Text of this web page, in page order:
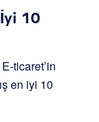
10
ticaret’in
en iyi 10